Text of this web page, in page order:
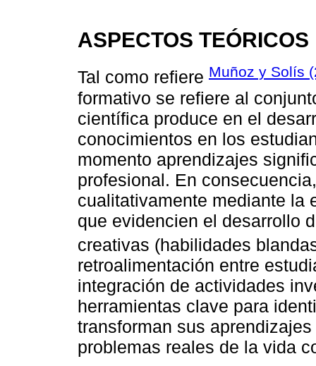
ASPECTOS TEÓRICOS
Tal como refiere Muñoz y Solís
formativo se refiere al
científica produce en el
conocimientos en los
momento aprendizajes
profesional. En
cualitativamente mediante la
que evidencien el desarrollo
creativas (habilidades
retroalimentación entre
integración de actividades
herramientas clave para
transforman sus
problemas reales de la vida